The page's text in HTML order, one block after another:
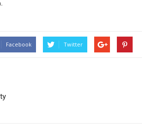
Facebook Twitter